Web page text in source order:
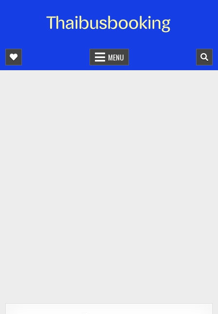
จองตั๋วรถออนไลน์ 24 ชั่วโมง
MENU